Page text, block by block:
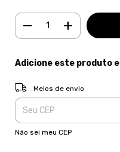
Adicione este produto e
Entregas para o CEP:
Meios de envio
Não sei meu CEP